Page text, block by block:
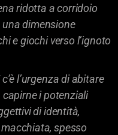
ridotta a corridoio
dimensione
e giochi verso l’ignoto
l’urgenza di abitare
capirne i potenziali
di identità,
spesso